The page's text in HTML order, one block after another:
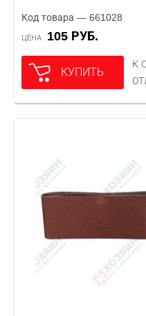
Код товара — 661028
ЦЕНА 105 РУБ.
КУПИТЬ
К